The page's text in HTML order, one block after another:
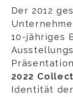
Der 2012
10-jähriges
2022
Identität